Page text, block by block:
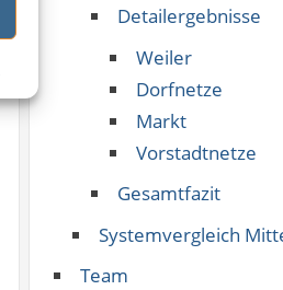
Detailergebnisse
Weiler
Dorfnetze
Markt
Vorstadtnetze
Gesamtfazit
Systemvergleich
Team